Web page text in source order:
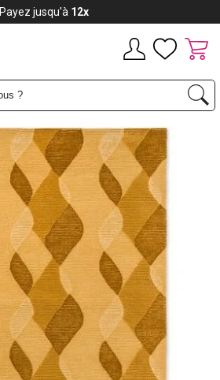
Payez jusqu'à 12x